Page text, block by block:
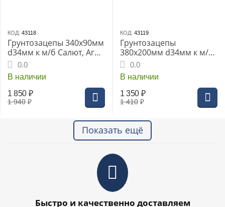
КОД: 43118
Грунтозацепы 340х90мм
d34мм к м/б Салют, Агат,
Фаворит
0.0
В наличии
1 940 ₽
1 850 ₽
КОД: 43119
Грунтозацепы
380х200мм d34мм к м/б
Салют, Агат, Фаворит
0.0
В наличии
1 410 ₽
1 350 ₽
Показать ещё
Быстро и качественно доставляем